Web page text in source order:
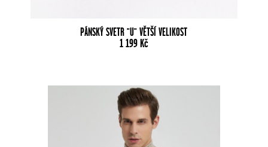
PÁNSKÝ SVETR "U" VĚTŠÍ VELIKOST
1 199Kč